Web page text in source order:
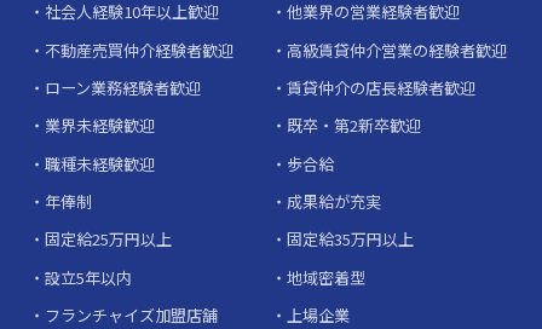
社会人経験10年以上歓迎
他業界の営業経験者歓迎
不動産売買仲介経験者歓迎
高級賃貸仲介営業の経験者歓迎
ローン業務経験者歓迎
賃貸仲介の店長経験者歓迎
業界未経験歓迎
既卒・第2新卒歓迎
職種未経験歓迎
歩合給
年俸制
成果給が充実
固定給25万円以上
固定給35万円以上
設立5年以内
地域密着型
フランチャイズ加盟店舗
上場企業